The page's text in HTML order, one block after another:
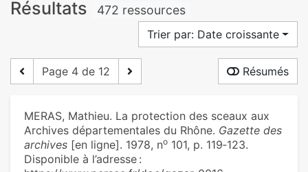
Résultats 472 ressources
Trier par: Date croissante
Page 4 de 12 Résumés
MERAS, Mathieu. La protection des sceaux aux
Archives départementales du Rhône. Gazette des
archives [en ligne]. 1978, no 101, p. 119‑123.
Disponible à l’adresse :